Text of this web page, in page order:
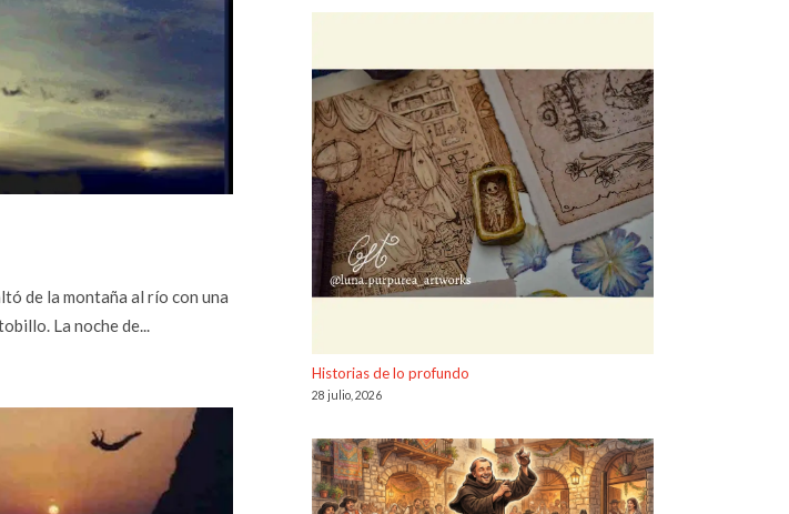
de la montaña al río con una
La noche de...
Historias de lo profundo
28 julio, 2026